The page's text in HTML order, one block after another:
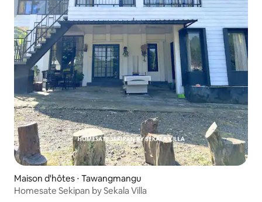
Maison d'hôtes ⋅ Tawangmangu
Homesate Sekipan by Sekala Villa